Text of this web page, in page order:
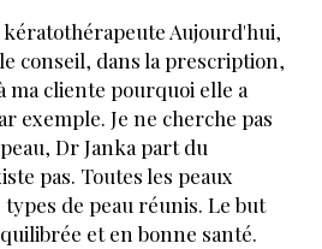
Aujourd'hui,
conseil, dans la prescription,
ma cliente pour­quoi elle a
exemple. Je ne cherche pas
Dr Janka part du
pas. Toutes les peaux
de peau réunis. Le but
et en bonne santé.